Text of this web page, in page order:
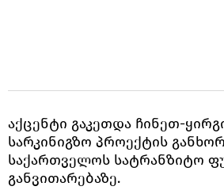
აქცენტი გაკეთდა ჩინეთ-
სარკინიგზო პროექტის
საქართველოს სატრანზიტო
განვითარებაზე.